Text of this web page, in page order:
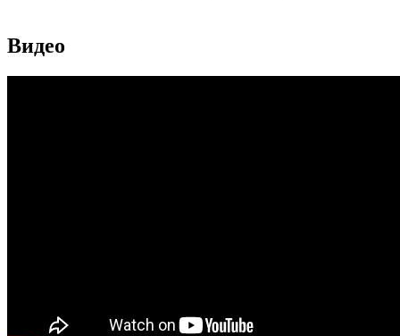
Видео